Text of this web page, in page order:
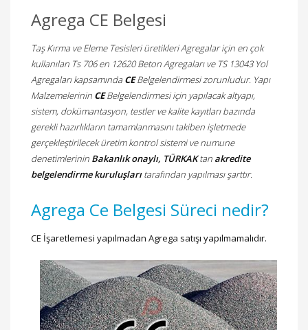
Agrega CE Belgesi
Taş Kırma ve Eleme Tesisleri üretikleri Agregalar için en çok
kullanılan Ts 706 en 12620 Beton Agregaları ve TS 13043 Yol
Agregaları kapsamında CEBelgelendirmesi zorunludur. Yapı
Malzemelerinin CEBelgelendirmesi için yapılacak altyapı,
sistem, dokümantasyon, testler ve kalite kayıtları bazında
gerekli hazırlıkların tamamlanmasını takiben işletmede
gerçekleştirilecek üretim kontrol sistemi ve numune
denetimlerinin Bakanlık onaylı, TÜRKAKtan akredite
belgelendirme kuruluşlarıtarafından yapılması şarttır.
Agrega Ce Belgesi Süreci nedir?
CE İşaretlemesi yapılmadan Agrega satışı yapılmamalıdır.